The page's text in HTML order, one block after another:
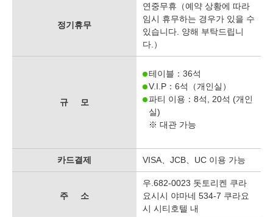
정기휴무
연중무휴（예약 상황에 따라
임시 휴무하는 경우가 있을 수
있습니다. 양해 부탁드립니
다.）
규 모
테이블：36석
V.I.P：6석（개인실）
파티 이용：8석, 20석 (개인
실)
※ 대관 가능
카드결제 VISA、JCB、UC 이용 가능
주 소
우.682-0023 돗토리켄 쿠라
요시시 야마네 534-7 쿠라요
시 시티호텔 내